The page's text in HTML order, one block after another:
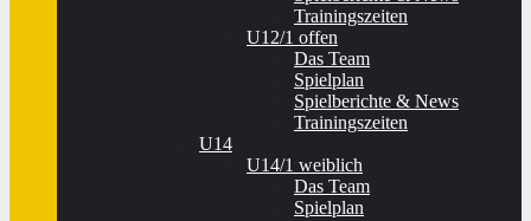
Trainingszeiten
U12/1 offen
Das Team
Spielplan
Spielberichte & News
Trainingszeiten
U14
U14/1 weiblich
Das Team
Spielplan